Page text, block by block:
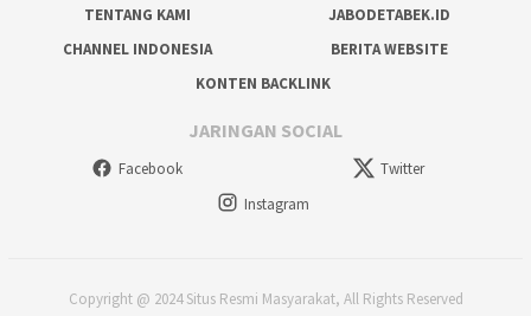
TENTANG KAMI
JABODETABEK.ID
CHANNEL INDONESIA
BERITA WEBSITE
KONTEN BACKLINK
JARINGAN SOCIAL
Facebook
Twitter
Instagram
Copyright @ 2024 Situs Resmi Masyarakat, All Rights Reserved